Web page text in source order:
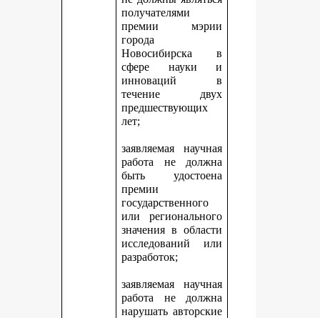
получателями
премии мэрии
города
Новосибирска в
сфере науки и
инноваций в
течение двух
предшествующих
лет;
заявляемая научная
работа не должна
быть удостоена
премии
государственного
или регионального
значения в области
исследований или
разработок;
заявляемая научная
работа не должна
нарушать авторские